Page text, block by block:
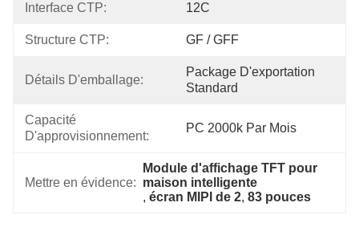
Interface CTP: 12C
Structure CTP: GF / GFF
Détails D'emballage:
Package D'exportation
Standard
Capacité
D'approvisionnement:
PC 2000k Par Mois
Mettre en évidence:
Module d'affichage TFT pour
maison intelligente
, écran MIPI de 2, 83 pouces